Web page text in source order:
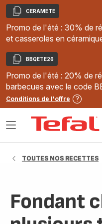
Copier
CERAMETE
Promo de l'été : 30% de
et casseroles en
Copier
BBQETE26
Promo de l'été : 20% de
barbecues avec le code
Conditions de l'offre
Ouvrir
TOUTES NOS RECETTES
Fondant